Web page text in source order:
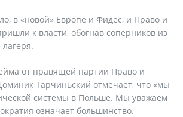
в «новой» Европе и Фидес, и Право и
к власти, обогнав соперников из
лагеря.
от правящей партии Право и
Тарчиньский отмечает, что «мы
системы в Польше. Мы уважаем
означает большинство.